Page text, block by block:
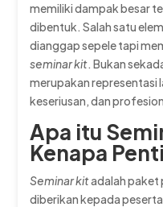
memiliki dampak besar
dibentuk. Salah satu
dianggap sepele tapi
seminar kit. Bukan
merupakan representasi
keseriusan, dan
Apa itu
Kenapa
Seminar kitadalah paket
diberikan kepada